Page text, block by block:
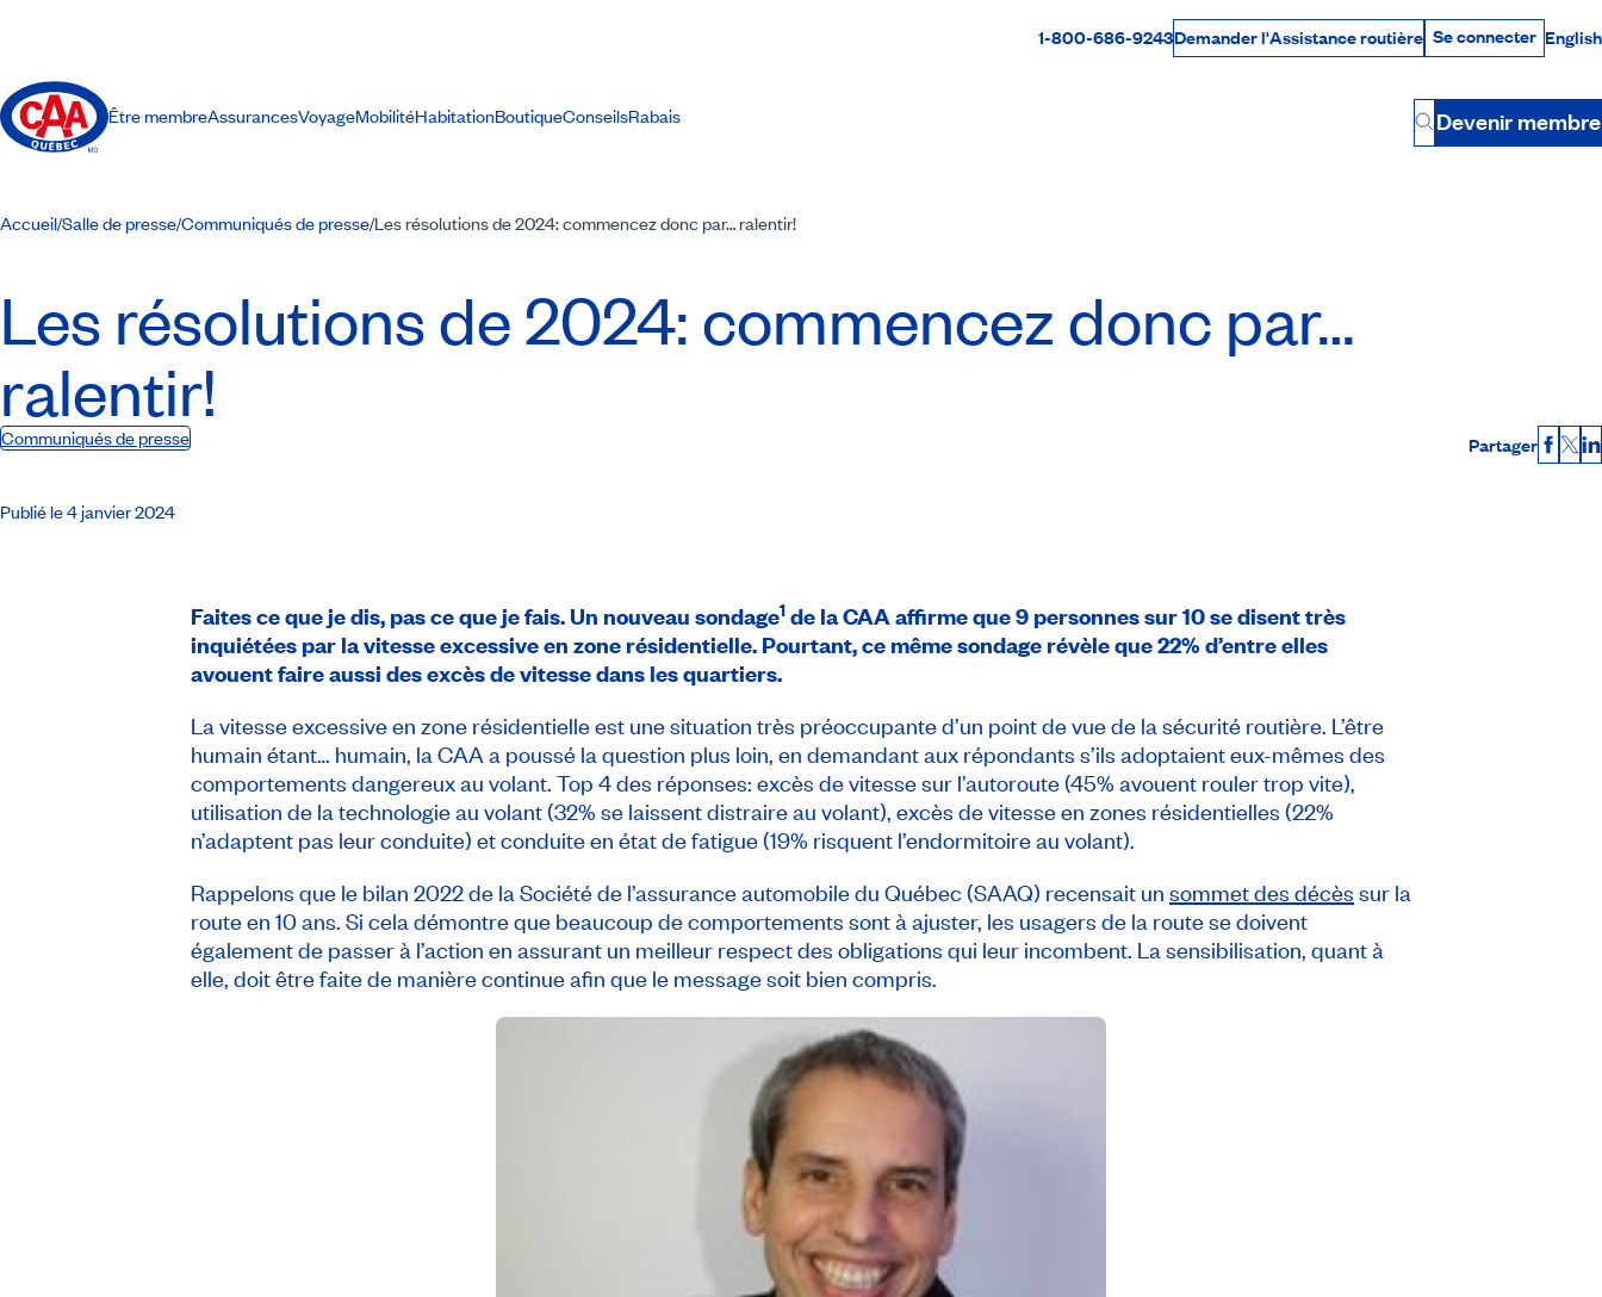
Par téléphone
1-800-686-9243Demander l'Assistance routière Se connecter
Se connecter English
Être membreAssurancesVoyageMobilitéHabitationBoutiqueConseilsRabais
Button
Devenir membre
Accueil/Salle de presse/Communiqués de presse/Les résolutions de 2024: commencez donc par… ralentir!
Les résolutions de 2024: commencez donc par…
ralentir!
Communiqués de presse Partager X
Publié le 4 janvier 2024
Faites ce que je dis, pas ce que je fais. Un nouveau sondage1 de la CAA affirme que 9 personnes sur 10 se disent très
inquiétées par la vitesse excessive en zone résidentielle. Pourtant, ce même sondage révèle que 22% d’entre elles
avouent faire aussi des excès de vitesse dans les quartiers.
La vitesse excessive en zone résidentielle est une situation très préoccupante d’un point de vue de la sécurité routière. L’être
humain étant… humain, la CAA a poussé la question plus loin, en demandant aux répondants s’ils adoptaient eux-mêmes des
comportements dangereux au volant. Top 4 des réponses: excès de vitesse sur l’autoroute (45% avouent rouler trop vite),
utilisation de la technologie au volant (32% se laissent distraire au volant), excès de vitesse en zones résidentielles (22%
n’adaptent pas leur conduite) et conduite en état de fatigue (19% risquent l’endormitoire au volant).
Rappelons que le bilan 2022 de la Société de l’assurance automobile du Québec (SAAQ) recensait un sommet des décès sur la
route en 10 ans. Si cela démontre que beaucoup de comportements sont à ajuster, les usagers de la route se doivent
également de passer à l’action en assurant un meilleur respect des obligations qui leur incombent. La sensibilisation, quant à
elle, doit être faite de manière continue afin que le message soit bien compris.